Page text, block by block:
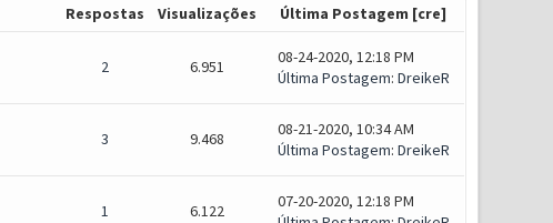
Respostas Visualizações Última Postagem [cre]
2 6.951
08-24-2020, 12:18 PM
Última Postagem: DreikeR
3 9.468
08-21-2020, 10:34 AM
Última Postagem: DreikeR
1 6.122
07-20-2020, 12:18 PM